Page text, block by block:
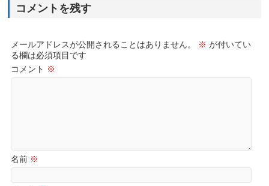
コメントを残す
メールアドレスが公開されることはありません。 ※ が付いてい
る欄は必須項目です
コメント ※
名前 ※